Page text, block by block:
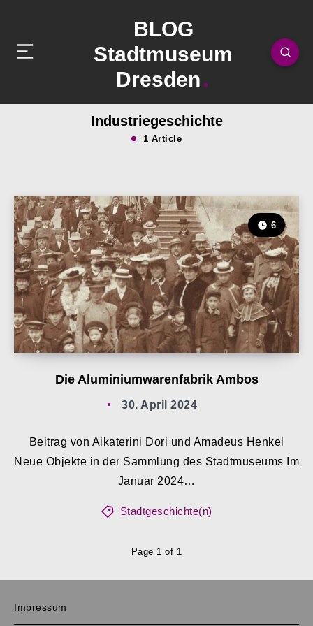
BLOG
Stadtmuseum
Dresden
Industriegeschichte
1 Article
Die Aluminiumwarenfabrik Ambos
6
30. April 2024
Beitrag von Aikaterini Dori und Amadeus Henkel
Neue Objekte in der Sammlung des Stadtmuseums Im
Januar 2024…
Stadtgeschichte(n)
Page 1 of 1
Impressum